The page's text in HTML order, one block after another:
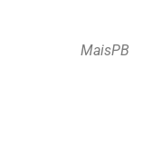
MaisPB